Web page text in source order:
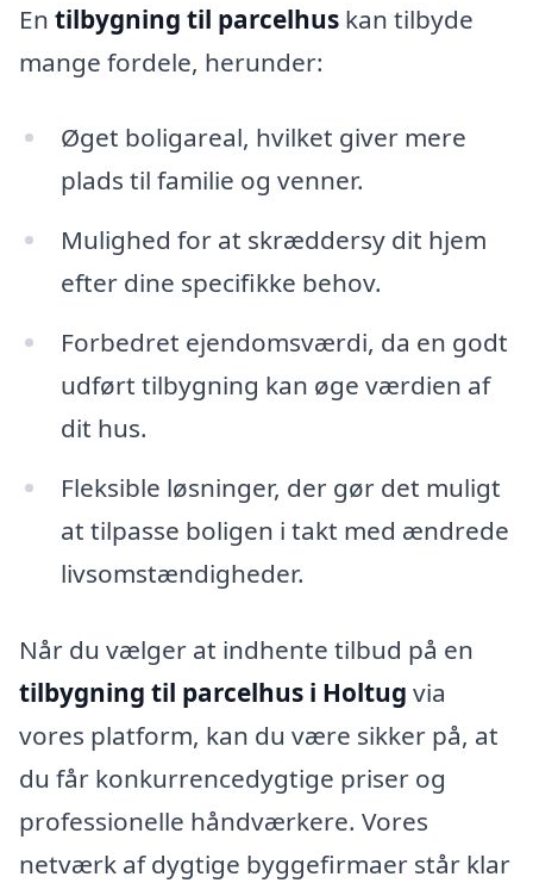
En tilbygning til parcelhus kan tilbyde
mange fordele, herunder:
Øget boligareal, hvilket giver mere
plads til familie og venner.
Mulighed for at skræddersy dit hjem
efter dine specifikke behov.
Forbedret ejendomsværdi, da en godt
udført tilbygning kan øge værdien af
dit hus.
Fleksible løsninger, der gør det muligt
at tilpasse boligen i takt med ændrede
livsomstændigheder.
Når du vælger at indhente tilbud på en
tilbygning til parcelhus i Holtug via
vores platform, kan du være sikker på, at
du får konkurrencedygtige priser og
professionelle håndværkere. Vores
netværk af dygtige byggefirmaer står klar